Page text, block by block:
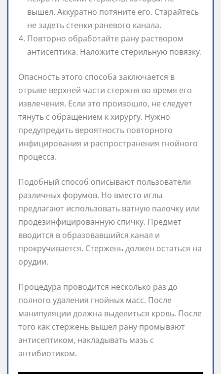
вышел. Аккуратно потяните его. Старайтесь
не задеть стенки раневого канала.
Повторно обработайте рану раствором
антисептика. Наложите стерильную повязку.
Опасность этого способа заключается в
отрыве верхней части стержня во время его
извлечения. Если это произошло, не следует
тянуть с обращением к хирургу. Нужно
предупредить вероятность повторного
инфицирования и распространения гнойного
процесса.
Подобный способ описывают пользователи
различных форумов. Но вместо иглы
предлагают использовать ватную палочку или
продезинфицированную спичку. Предмет
вводится в образовавшийся канал и
прокручивается. Стержень должен остаться на
орудии.
Процедура проводится несколько раз до
полного удаления гнойных масс. После
манипуляции должна выделиться кровь. После
того как стержень вышел рану промывают
антисептиком, накладывать мазь с
антибиотиком.